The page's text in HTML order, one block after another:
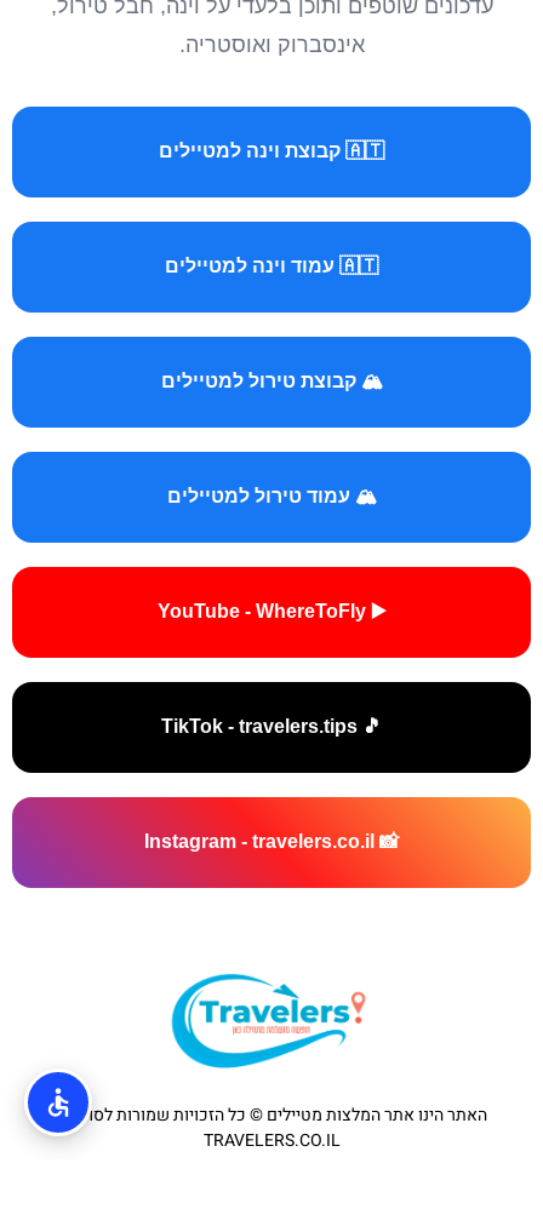
עדכונים שוטפים ותוכן בלעדי על וינה, חבל טירול,
אינסברוק ואוסטריה.
🇦🇹 קבוצת וינה למטיילים
🇦🇹 עמוד וינה למטיילים
🏔️ קבוצת טירול למטיילים
🏔️ עמוד טירול למטיילים
▶️ YouTube - WhereToFly
🎵 TikTok - travelers.tips
📸 Instagram - travelers.co.il
האתר הינו אתר המלצות מטיילים © כל הזכויות שמורות לסוכנות
TRAVELERS.CO.IL